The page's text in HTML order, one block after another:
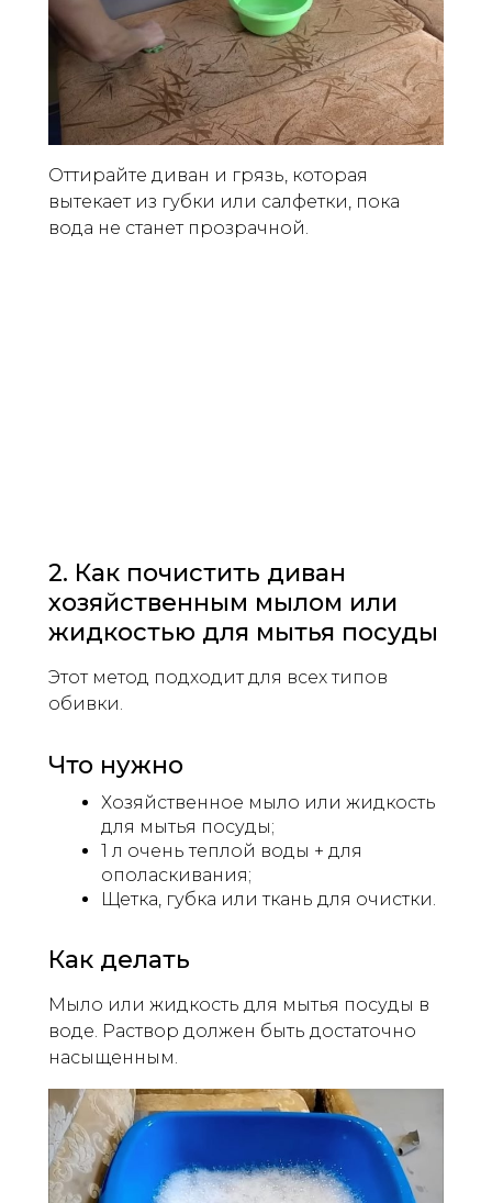
Оттирайте диван и грязь, которая
вытекает из губки или салфетки, пока
вода не станет прозрачной.
2. Как почистить диван
хозяйственным мылом или
жидкостью для мытья посуды
Этот метод подходит для всех типов
обивки.
Что нужно
Хозяйственное мыло или жидкость
для мытья посуды;
1 л очень теплой воды + для
ополаскивания;
Щетка, губка или ткань для очистки.
Как делать
Мыло или жидкость для мытья посуды в
воде. Раствор должен быть достаточно
насыщенным.